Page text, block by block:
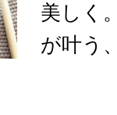
美しく
が叶う